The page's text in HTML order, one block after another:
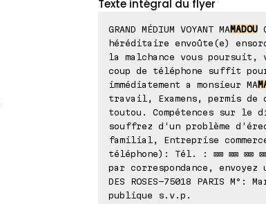
Texte intégral du flyer
GRAND MÉDIUM VOYANT MAMADOU
héréditaire envoûte(e)
la malchance vous poursuit,
coup de téléphone suffit
immédiatement a monsieur MA
travail, Examens, permis
toutou. Compétences sur le
souffrez d'un problème
familial, Entreprise
téléphone): Tél. : ⊠⊠ ⊠⊠ ⊠⊠
par correspondance, envoyez
DES ROSES-75018 PARIS
publique s.v.p.